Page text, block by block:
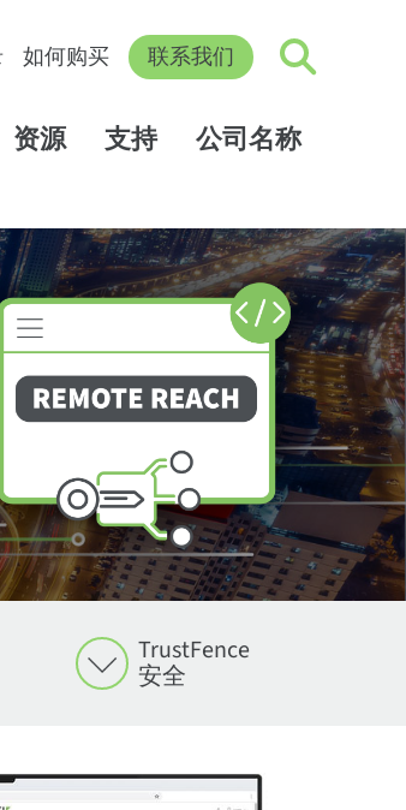
如何购买 联系我们
资源 支持 公司名称
TrustFence
安全
问